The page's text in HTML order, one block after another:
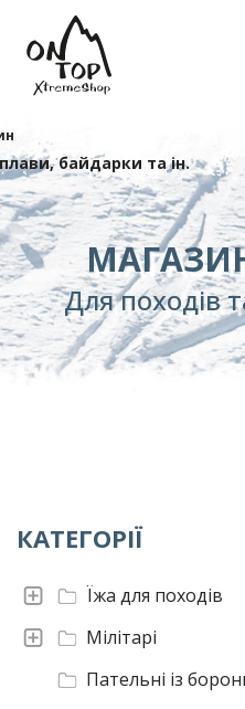
байдарки та ін.
Для походів
КАТЕГОРІЇ
Пательні із
Мілітарі
Їжа для походів